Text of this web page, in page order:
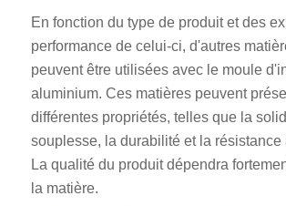
En fonction du type de produit et des
performance de celui-ci, d'autres
peuvent être utilisées avec le moule
aluminium. Ces matières peuvent
différentes propriétés, telles que la
souplesse, la durabilité et la résistance
La qualité du produit dépendra
la matière.